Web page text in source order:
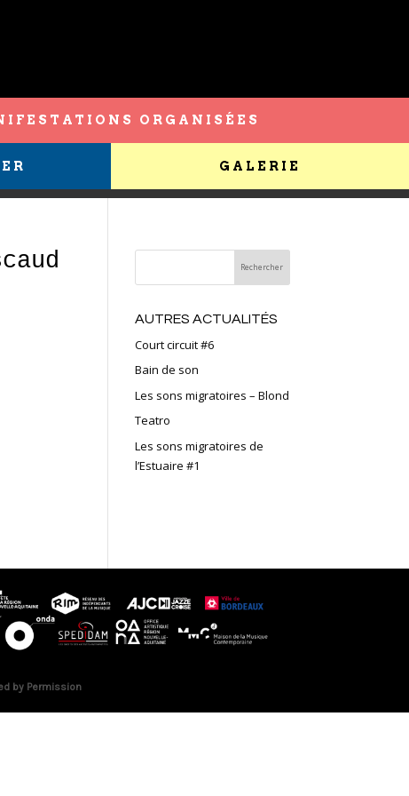
ORGANISÉES
GALERIE
AUTRES ACTUALITÉS
Court circuit #6
Bain de son
Les sons migratoires – Blond
Teatro
Les sons migratoires de
l’Estuaire #1
by Permission